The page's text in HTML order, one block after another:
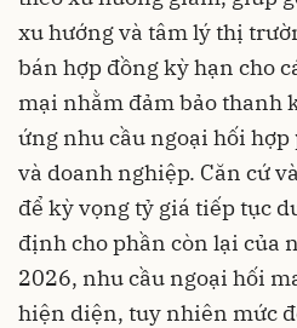
xu hướng và tâm lý thị
bán hợp đồng kỳ hạn cho
mại nhằm đảm bảo thanh
ứng nhu cầu ngoại hối hợp
và doanh nghiệp. Căn cứ
để kỳ vọng tỷ giá tiếp tục
định cho phần còn lại của
2026, nhu cầu ngoại hối
hiện diện, tuy nhiên mức